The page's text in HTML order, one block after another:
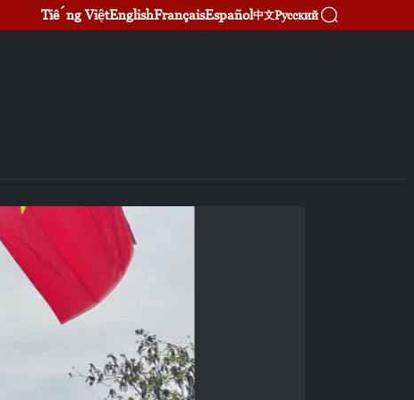
Tiếng ViệtEnglishFrançaisEspañol中文Русский